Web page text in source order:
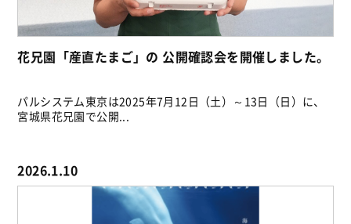
花兄園「産直たまご」の 公開確認会を開催しました。
パルシステム東京は2025年7月12日（土）～13日（日）に、
宮城県花兄園で公開...
2026.1.10